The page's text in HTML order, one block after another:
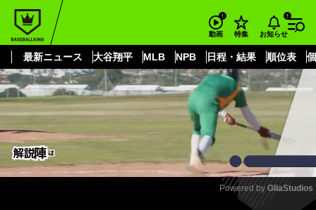
動画 特集 お知らせ
最新ニュース 大谷翔平 MLB NPB 日程・結果 順位表
もっと見る
Powered by GliaStudios